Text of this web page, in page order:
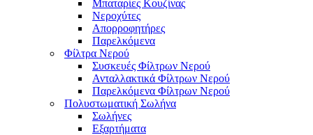
Μπαταρίες Κουζίνας
Νεροχύτες
Απορροφητήρες
Παρελκόμενα
Φίλτρα Νερού
Συσκευές Φίλτρων Νερού
Ανταλλακτικά Φίλτρων Νερού
Παρελκόμενα Φίλτρων Νερού
Πολυστωματική Σωλήνα
Σωλήνες
Εξαρτήματα